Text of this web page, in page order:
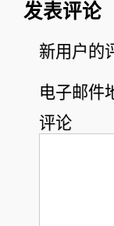
发表评论
新用户的
电子邮件
评论